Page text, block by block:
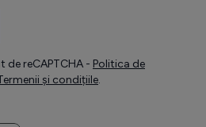
reCAPTCHA - Politica de
și condițiile.